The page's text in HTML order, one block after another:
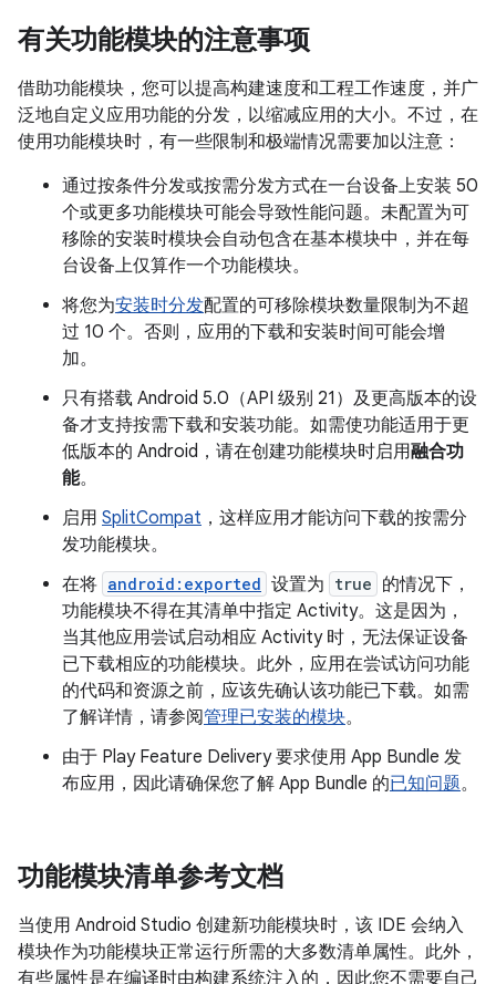
有关功能模块的注意事项
借助功能模块，您可以提高构建速度和工程工作速度，并广
泛地自定义应用功能的分发，以缩减应用的大小。不过，在
使用功能模块时，有一些限制和极端情况需要加以注意：
通过按条件分发或按需分发方式在一台设备上安装 50
个或更多功能模块可能会导致性能问题。未配置为可
移除的安装时模块会自动包含在基本模块中，并在每
台设备上仅算作一个功能模块。
将您为安装时分发配置的可移除模块数量限制为不超
过 10 个。否则，应用的下载和安装时间可能会增
加。
只有搭载 Android 5.0（API 级别 21）及更高版本的设
备才支持按需下载和安装功能。如需使功能适用于更
低版本的 Android，请在创建功能模块时启用融合功
能。
启用 SplitCompat ，这样应用才能访问下载的按需分
发功能模块。
在将 android:exported 设置为 true 的情况下，
功能模块不得在其清单中指定 Activity。这是因为，
当其他应用尝试启动相应 Activity 时，无法保证设备
已下载相应的功能模块。此外，应用在尝试访问功能
的代码和资源之前，应该先确认该功能已下载。如需
了解详情，请参阅管理已安装的模块。
由于 Play Feature Delivery 要求使用 App Bundle 发
布应用，因此请确保您了解 App Bundle 的已知问题。
功能模块清单参考文档
当使用 Android Studio 创建新功能模块时，该 IDE 会纳入
模块作为功能模块正常运行所需的大多数清单属性。此外，
有些属性是在编译时由构建系统注入的，因此您不需要自己